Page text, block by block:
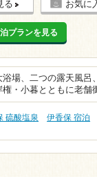
る お気に
プランを見る
場、二つの露天風呂
・小暮とともに老
硫酸塩泉 伊香保 宿泊